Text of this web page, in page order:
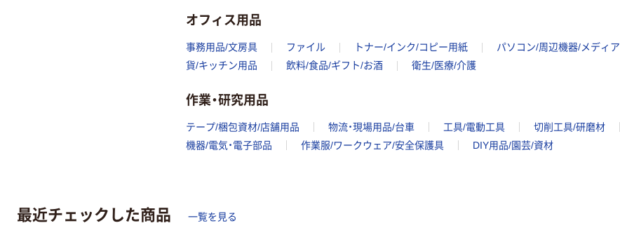
オフィス用品
事務用品/文房具 ファイル トナー/インク/コピー用紙 パソコン/周辺機器/メディア
貨/キッチン用品
飲料/食品/ギフト/お酒 衛生/医療/介護
作業・研究用品
テープ/梱包資材/店舗用品 物流・現場用品/台車 工具/電動工具 切削工具/研磨材
機器/電気・電子部品
作業服/ワークウェア/安全保護具 DIY用品/園芸/資材
最近チェックした商品 一覧を見る